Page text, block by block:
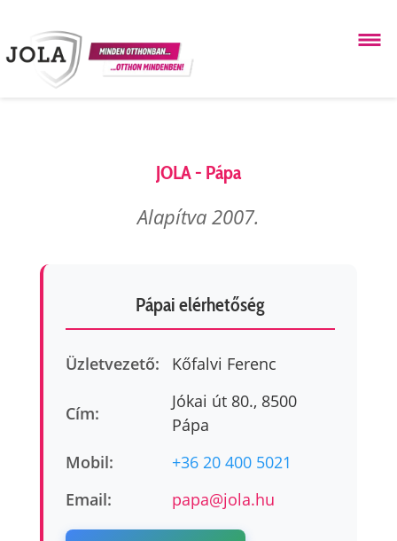
JOLA - Pápa
Alapítva 2007.
Pápai elérhetőség
Üzletvezető: Kőfalvi Ferenc
Cím:
Jókai út 80., 8500
Pápa
Mobil:
+36 20 400 5021
Email:
papa@jola.hu